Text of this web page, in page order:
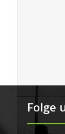
Folge